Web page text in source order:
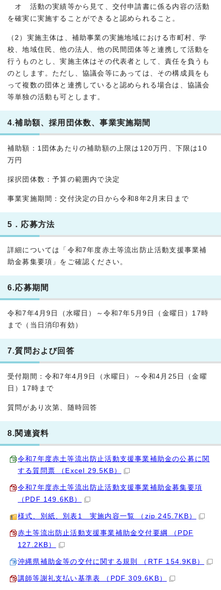
オ 活動の実績等から見て、交付申請書に係る内容の活動
を確実に実施することができると認められること。
（2）実施主体は、補助事業の実施地域における市町村、学
校、地域住民、他の法人、他の民間団体等と連携して活動を
行うものとし、実施主体はその代表者として、責任を負うも
のとします。ただし、協議会等にあっては、その構成員をも
って複数の団体と連携していると認められる場合は、協議会
等単独の活動も可とします。
4.補助額、採用団体数、事業実施期間
補助額：1団体あたりの補助額の上限は120万円、下限は10
万円
採択団体数：予算の範囲内で決定
事業実施期間：交付決定の日から令和8年2月末日まで
5．応募方法
詳細については「令和7年度赤土等流出防止活動支援事業補
助金募集要項」をご確認ください。
6.応募期間
令和7年4月9日（水曜日）～令和7年5月9日（金曜日）17時
まで（当日消印有効）
7.質問および回答
受付期間：令和7年4月9日（水曜日）～令和4月25日（金曜
日）17時まで
質問があり次第、随時回答
8.関連資料
令和7年度赤土等流出防止活動支援事業補助金の公募に関
する質問票 （Excel 29.5KB）
令和7年度赤土等流出防止活動支援事業補助金募集要項
（PDF 149.6KB）
様式、別紙、別表1 実施内容一覧 （zip 245.7KB）
赤土等流出防止活動支援事業補助金交付要綱 （PDF
127.2KB）
沖縄県補助金等の交付に関する規則 （RTF 154.9KB）
講師等謝礼支払い基準表 （PDF 309.6KB）